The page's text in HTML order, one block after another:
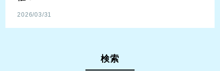
2026/03/31
検索